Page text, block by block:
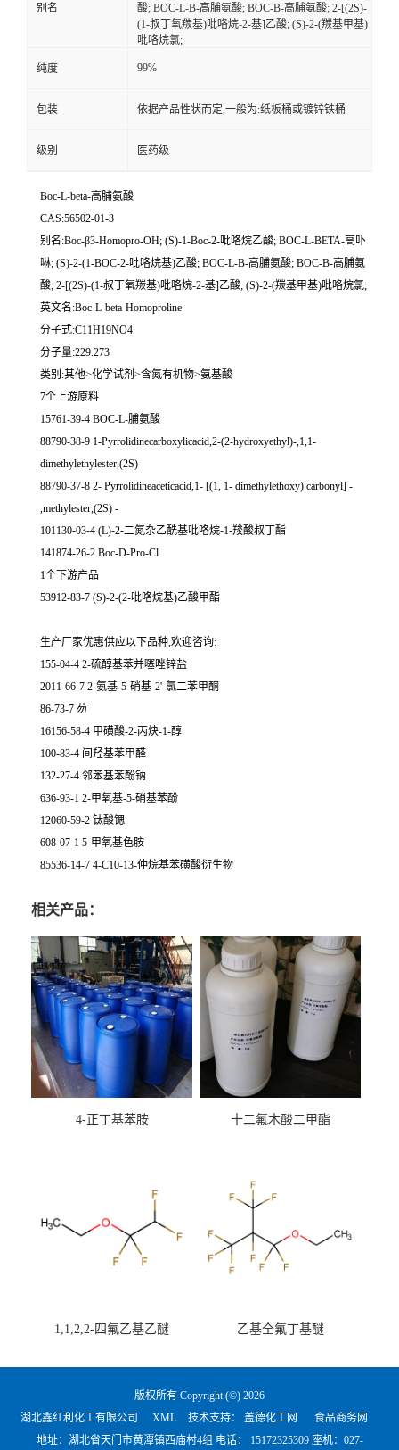
别名
酸; BOC-L-Β-高脯氨酸; BOC-Β-高脯氨酸; 2-[(2S)-
(1-叔丁氧羰基)吡咯烷-2-基]乙酸; (S)-2-(羰基甲基)
吡咯烷氯;
纯度 99%
包装 依据产品性状而定,一般为:纸板桶或镀锌铁桶
级别 医药级
Boc-L-beta-高脯氨酸
CAS:56502-01-3
别名:Boc-β3-Homopro-OH; (S)-1-Boc-2-吡咯烷乙酸; BOC-L-BETA-高卟
啉; (S)-2-(1-BOC-2-吡咯烷基)乙酸; BOC-L-Β-高脯氨酸; BOC-Β-高脯氨
酸; 2-[(2S)-(1-叔丁氧羰基)吡咯烷-2-基]乙酸; (S)-2-(羰基甲基)吡咯烷氯;
英文名:Boc-L-beta-Homoproline
分子式:C11H19NO4
分子量:229.273
类别:其他>化学试剂>含氮有机物>氨基酸
7个上游原料
15761-39-4 BOC-L-脯氨酸
88790-38-9 1-Pyrrolidinecarboxylicacid,2-(2-hydroxyethyl)-,1,1-
dimethylethylester,(2S)-
88790-37-8 2- Pyrrolidineaceticacid,1- [(1, 1- dimethylethoxy) carbonyl] -
,methylester,(2S) -
101130-03-4 (L)-2-二氮杂乙酰基吡咯烷-1-羧酸叔丁酯
141874-26-2 Boc-D-Pro-Cl
1个下游产品
53912-83-7 (S)-2-(2-吡咯烷基)乙酸甲酯
生产厂家优惠供应以下品种,欢迎咨询:
155-04-4 2-硫醇基苯并噻唑锌盐
2011-66-7 2-氨基-5-硝基-2'-氯二苯甲酮
86-73-7 芴
16156-58-4 甲磺酸-2-丙炔-1-醇
100-83-4 间羟基苯甲醛
132-27-4 邻苯基苯酚钠
636-93-1 2-甲氧基-5-硝基苯酚
12060-59-2 钛酸锶
608-07-1 5-甲氧基色胺
85536-14-7 4-C10-13-仲烷基苯磺酸衍生物
相关产品：
4-正丁基苯胺 十二氟木酸二甲酯
1,1,2,2-四氟乙基乙醚 乙基全氟丁基醚
版权所有 Copyright (©) 2026
湖北鑫红利化工有限公司
XML 技术支持： 盖德化工网
食品商务网
地址：湖北省天门市黄潭镇西庙村4组 电话：
15172325309 座机：027-